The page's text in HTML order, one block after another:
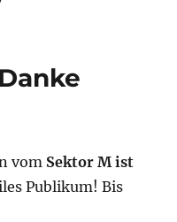
vom Sektor M ist
Publikum! Bis